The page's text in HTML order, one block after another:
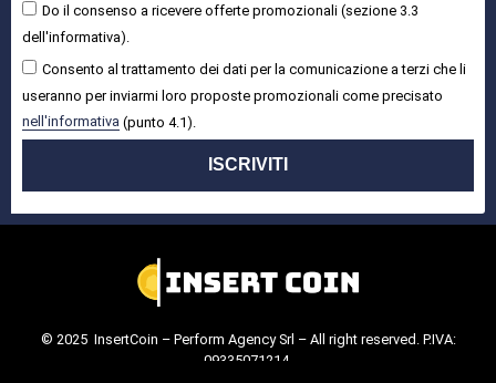
Do il consenso a ricevere offerte promozionali (sezione 3.3
dell'informativa).
Consento al trattamento dei dati per la comunicazione a terzi che li
useranno per inviarmi loro proposte promozionali come precisato
nell'informativa (punto 4.1).
ISCRIVITI
© 2025 InsertCoin – Perform Agency Srl – All right reserved. P.IVA:
09335071214.